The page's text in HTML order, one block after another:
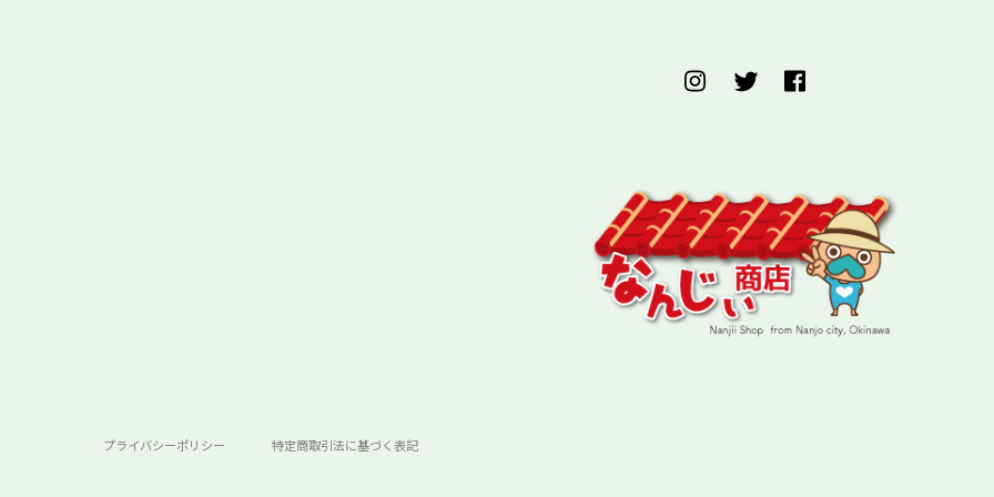
プライバシーポリシー 特定商取引法に基づく表記